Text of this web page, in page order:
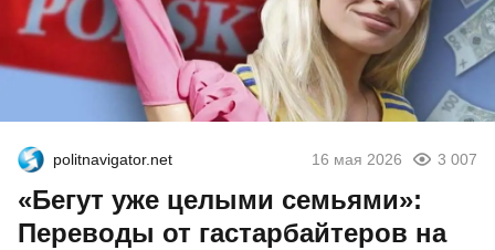
politnavigator.net 16 мая 2026 3 007
«Бегут уже целыми семьями»:
Переводы от гастарбайтеров на